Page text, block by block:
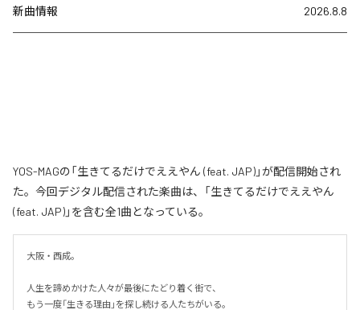
新曲情報 2026.8.8
YOS-MAGの「生きてるだけでええやん (feat. JAP)」が配信開始され
た。今回デジタル配信された楽曲は、「生きてるだけでええやん
(feat. JAP)」を含む全1曲となっている。
大阪・西成。
人生を諦めかけた人々が最後にたどり着く街で、
もう一度「生きる理由」を探し続ける人たちがいる。